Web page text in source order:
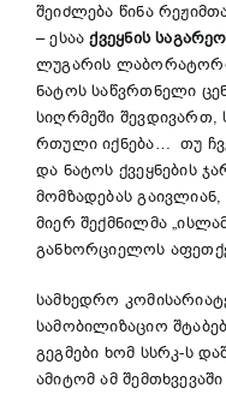
შეიძლება წინა
– ესააქვეყნის საგარეო
ლუგარის
ნატოს საწვრთნელი
სიღრმეში შევდივართ,
რთული იქნება… თუ
და ნატოს ქვეყნების
მომზადებას
მიერ შექმნილმა
განხორციელოს
სამხედრო
სამობილიზაციო
გეგმები ხომ სსრკ-ს
ამიტომ ამ